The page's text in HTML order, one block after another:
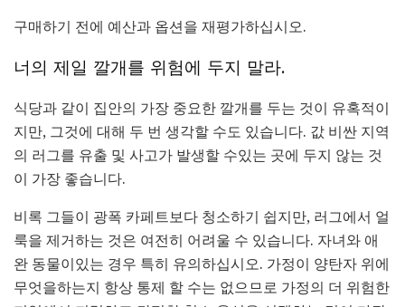
구매하기 전에 예산과 옵션을 재평가하십시오.
너의 제일 깔개를 위험에 두지 말라.
식당과 같이 집안의 가장 중요한 깔개를 두는 것이 유혹적이
지만, 그것에 대해 두 번 생각할 수도 있습니다. 값 비싼 지역
의 러그를 유출 및 사고가 발생할 수있는 곳에 두지 않는 것
이 가장 좋습니다.
비록 그들이 광폭 카페트보다 청소하기 쉽지만, 러그에서 얼
룩을 제거하는 것은 여전히 ​​어려울 수 있습니다. 자녀와 애
완 동물이있는 경우 특히 유의하십시오. 가정이 양탄자 위에
무엇을하는지 항상 통제 할 수는 없으므로 가정의 더 위험한